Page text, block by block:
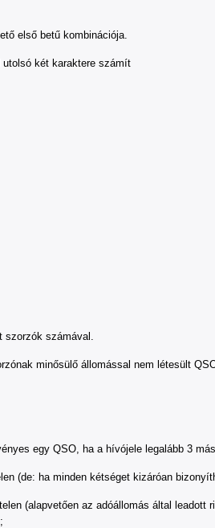
első betű kombinációja.
két karaktere számít
szorzók számával.
minősülő állomással nem létesült
egy QSO, ha a hívójele legalább 3
ha minden kétséget kizáróan
az adóállomás által leadott